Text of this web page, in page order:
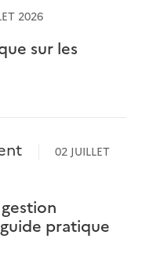
2026
sur les
02 JUILLET
pratique